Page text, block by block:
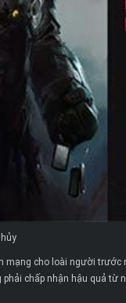
cho loài người
chấp nhận hậu quả từ